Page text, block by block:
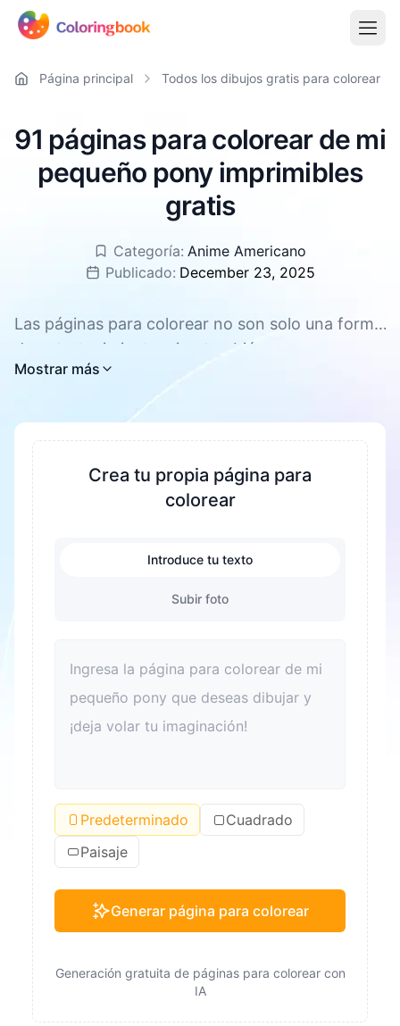
Página principal Todos los dibujos gratis para colorear
91 páginas para colorear de mi
pequeño pony imprimibles
gratis
Categoría: Anime Americano
Publicado: December 23, 2025
Las páginas para colorear no son solo una forma
de entretenimiento, sino también una
herramienta eficaz para promover el desarrollo
integral de los niños. Pueden mejorar la
concentración y la paciencia, fomentar la
creatividad y la imaginación. Durante el proceso
de colorear, se ejercitan la coordinación mano
ojo y las habilidades motoras finas de los niños.
Al mismo tiempo, es una excelente manera de
aliviar el estrés y ayudar a los niños a relajarse.
Colorear también puede mejorar el
reconocimiento del color y el sentido estético.
Para los adultos, colorear también es una buena
forma de relajarse y aliviar el estrés. Además,
colorear puede convertirse en un vínculo para
que las familias pasen tiempo de calidad juntas y
mejoren las relaciones entre padres e hijos.
Todas las páginas para colorear de mi pequeño
compatibles con PDF y PNG.
Mostrar más
Crea tu propia página para
colorear
Introduce tu texto
Subir foto
Predeterminado
Cuadrado
Paisaje
Generar página para colorear
Generación gratuita de páginas para colorear con
IA